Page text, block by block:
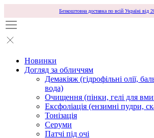
Безкоштовна доставка по всій Україні від
Новинки
Догляд за обличчям
Демакіяж (гідрофільні олії,
вода)
Очищення (пінки, гелі для
Ексфоліація (ензимні пудри,
Тонізація
Серуми
Патчі під очі